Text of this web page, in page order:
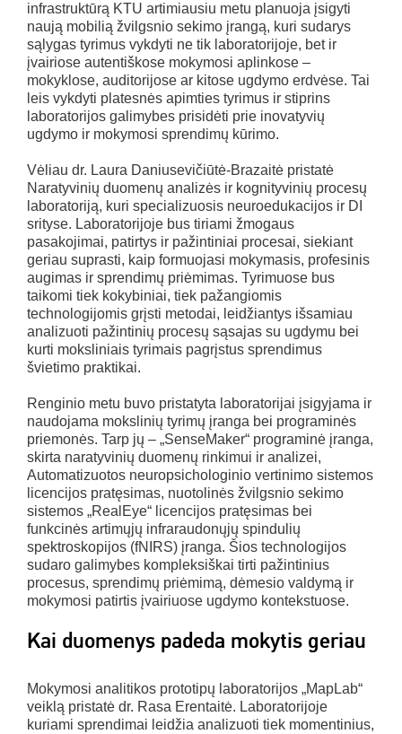
infrastruktūrą KTU artimiausiu metu planuoja įsigyti
naują mobilią žvilgsnio sekimo įrangą, kuri sudarys
sąlygas tyrimus vykdyti ne tik laboratorijoje, bet ir
įvairiose autentiškose mokymosi aplinkose –
mokyklose, auditorijose ar kitose ugdymo erdvėse. Tai
leis vykdyti platesnės apimties tyrimus ir stiprins
laboratorijos galimybes prisidėti prie inovatyvių
ugdymo ir mokymosi sprendimų kūrimo.
Vėliau dr. Laura Daniusevičiūtė-Brazaitė pristatė
Naratyvinių duomenų analizės ir kognityvinių procesų
laboratoriją, kuri specializuosis neuroedukacijos ir DI
srityse. Laboratorijoje bus tiriami žmogaus
pasakojimai, patirtys ir pažintiniai procesai, siekiant
geriau suprasti, kaip formuojasi mokymasis, profesinis
augimas ir sprendimų priėmimas. Tyrimuose bus
taikomi tiek kokybiniai, tiek pažangiomis
technologijomis grįsti metodai, leidžiantys išsamiau
analizuoti pažintinių procesų sąsajas su ugdymu bei
kurti moksliniais tyrimais pagrįstus sprendimus
švietimo praktikai.
Renginio metu buvo pristatyta laboratorijai įsigyjama ir
naudojama mokslinių tyrimų įranga bei programinės
priemonės. Tarp jų – „SenseMaker“ programinė įranga,
skirta naratyvinių duomenų rinkimui ir analizei,
Automatizuotos neuropsichologinio vertinimo sistemos
licencijos pratęsimas, nuotolinės žvilgsnio sekimo
sistemos „RealEye“ licencijos pratęsimas bei
funkcinės artimųjų infraraudonųjų spindulių
spektroskopijos (fNIRS) įranga. Šios technologijos
sudaro galimybes kompleksiškai tirti pažintinius
procesus, sprendimų priėmimą, dėmesio valdymą ir
mokymosi patirtis įvairiuose ugdymo kontekstuose.
Kai duomenys padeda mokytis geriau
Mokymosi analitikos prototipų laboratorijos „MapLab“
veiklą pristatė dr. Rasa Erentaitė. Laboratorijoje
kuriami sprendimai leidžia analizuoti tiek momentinius,